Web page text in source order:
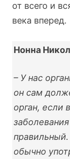
от всего и
века вперед.
Нонна
– У нас
он сам
орган, если
обычно